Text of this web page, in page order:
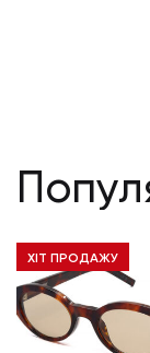
ХІТ ПРОДАЖУ